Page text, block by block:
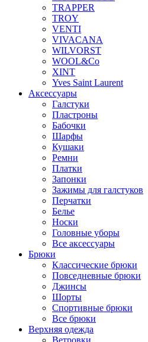
TRAPPER
TROY
VENTI
VIVACANA
WILVORST
WOOL&Co
XINT
Yves Saint Laurent
Аксессуары
Галстуки
Пластроны
Бабочки
Шарфы
Кушаки
Ремни
Платки
Запонки
Зажимы для галстуков
Перчатки
Белье
Носки
Головные уборы
Все аксессуары
Брюки
Классические брюки
Повседневные брюки
Джинсы
Шорты
Спортивные брюки
Все брюки
Верхняя одежда
Ветровки